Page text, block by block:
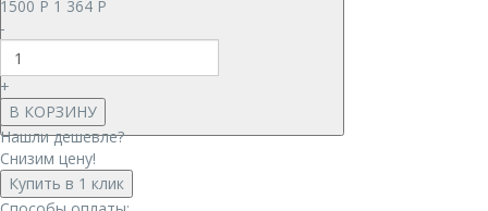
1500 Р 1 364 Р
-
+
В КОРЗИНУ
Нашли дешевле?
Снизим цену!
Купить в 1 клик